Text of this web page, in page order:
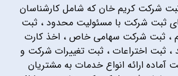
شرکت کریم خان که شامل کارشناسان
ثبت شرکت با مسئولیت محدود ، ثبت
، ثبت شرکت سهامی خاص ، اخذ کارت
، ثبت اختراعات ، ثبت تغییرات شرکت و
آماده ارائه انواع خدمات به مشتریان